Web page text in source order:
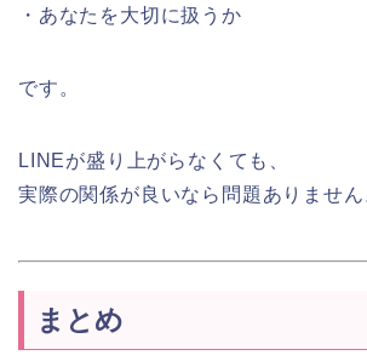
・あなたを大切に扱うか
です。
LINEが盛り上がらなくても、
実際の関係が良いなら問題ありません
まとめ